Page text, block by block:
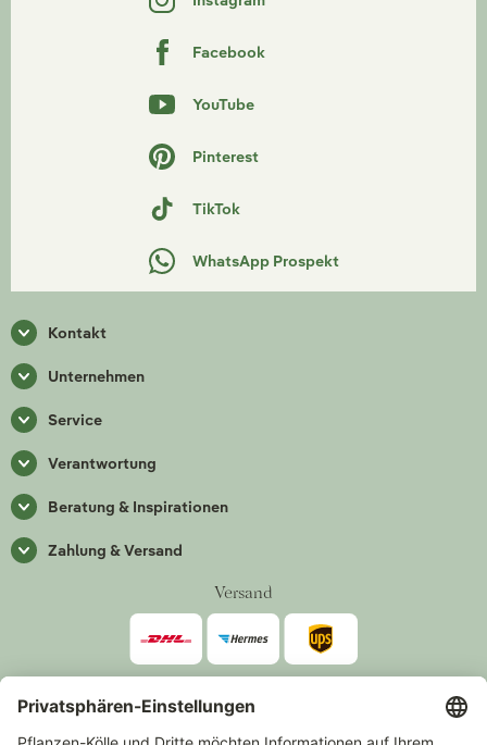
Facebook
YouTube
Pinterest
TikTok
WhatsApp Prospekt
Kontakt
Unternehmen
Service
Verantwortung
Beratung & Inspirationen
Zahlung & Versand
Versand
Zahlarten